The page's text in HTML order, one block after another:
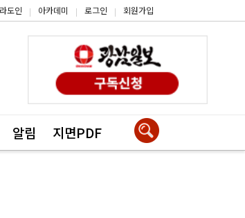
도인 | 아카데미 | 로그인 | 회원가입
알림 지면PDF